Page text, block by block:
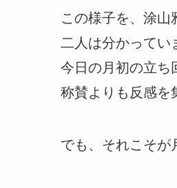
この様子を、涂山
二人は分かってい
今日の月初の立ち
称賛よりも反感を
でも、それこそが